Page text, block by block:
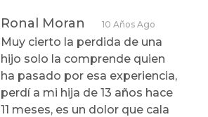
Ronal Moran 10 Años Ago
Muy cierto la perdida de una
hijo solo la comprende quien
ha pasado por esa experiencia,
perdí a mi hija de 13 años hace
11 meses, es un dolor que cala